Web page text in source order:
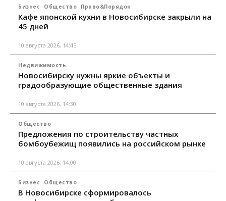
Бизнес Общество Право&Порядок
Кафе японской кухни в Новосибирске закрыли на
45 дней
10 августа 2026, 14:45
Недвижимость
Новосибирску нужны яркие объекты и
градообразующие общественные здания
10 августа 2026, 14:30
Общество
Предложения по строительству частных
бомбоубежищ появились на российском рынке
10 августа 2026, 14:00
Бизнес Общество
В Новосибирске сформировалось